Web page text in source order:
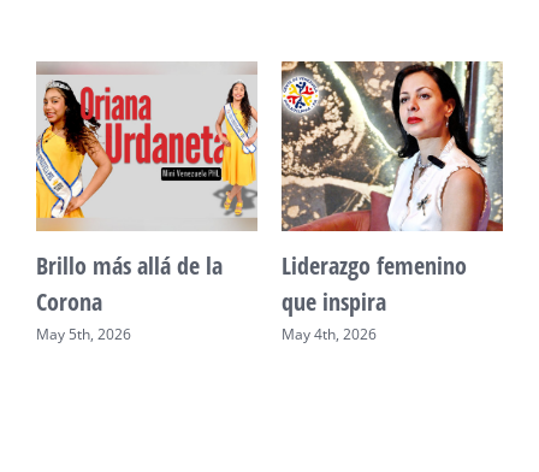
Unidad, cultura y
desarrollo comunitario
May 2nd, 2026
Sueño venezolano en
Philadelphia
May 7th, 2026